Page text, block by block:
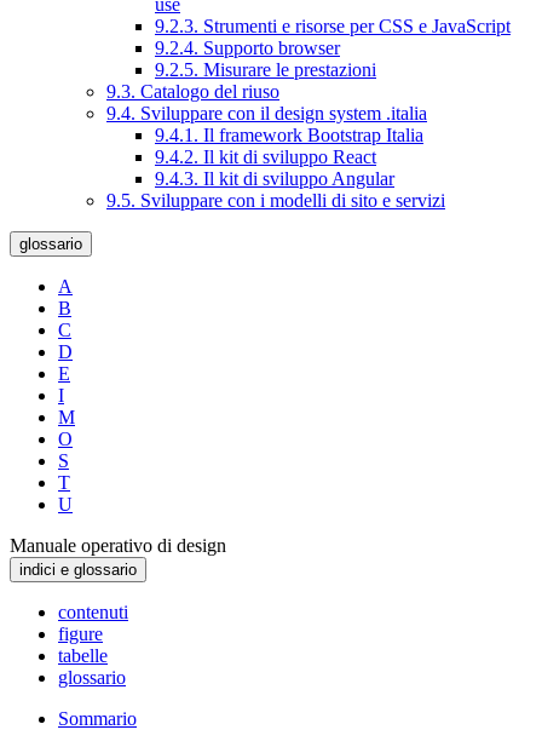
use
9.2.3. Strumenti e risorse per CSS e JavaScript
9.2.4. Supporto browser
9.2.5. Misurare le prestazioni
9.3. Catalogo del riuso
9.4. Sviluppare con il design system .italia
9.4.1. Il framework Bootstrap Italia
9.4.2. Il kit di sviluppo React
9.4.3. Il kit di sviluppo Angular
9.5. Sviluppare con i modelli di sito e servizi
glossario
A
B
C
D
E
I
M
O
S
T
U
Manuale operativo di design
indici e glossario
contenuti
figure
tabelle
glossario
Sommario